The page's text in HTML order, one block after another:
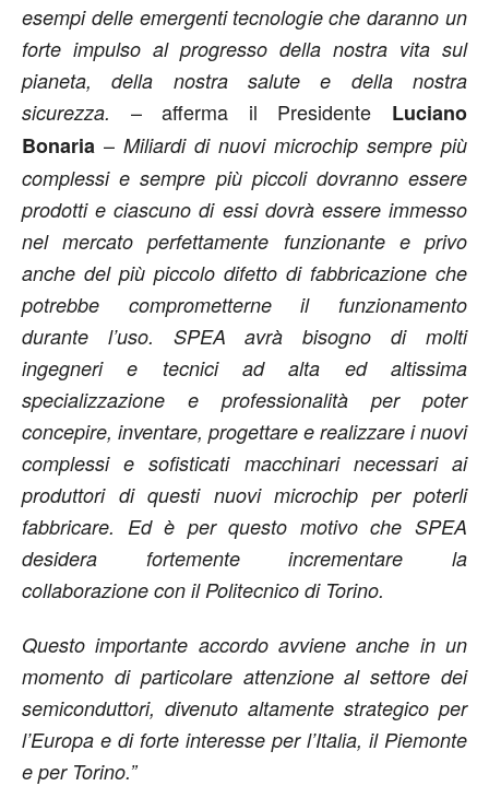
esempi delle emergenti tecnologie che daranno un
forte impulso al progresso della nostra vita sul
pianeta, della nostra salute e della nostra
sicurezza. – afferma il Presidente Luciano
Bonaria – Miliardi di nuovi microchip sempre più
complessi e sempre più piccoli dovranno essere
prodotti e ciascuno di essi dovrà essere immesso
nel mercato perfettamente funzionante e privo
anche del più piccolo difetto di fabbricazione che
potrebbe comprometterne il funzionamento
durante l’uso. SPEA avrà bisogno di molti
ingegneri e tecnici ad alta ed altissima
specializzazione e professionalità per poter
concepire, inventare, progettare e realizzare i nuovi
complessi e sofisticati macchinari necessari ai
produttori di questi nuovi microchip per poterli
fabbricare. Ed è per questo motivo che SPEA
desidera fortemente incrementare la
collaborazione con il Politecnico di Torino.
Questo importante accordo avviene anche in un
momento di particolare attenzione al settore dei
semiconduttori, divenuto altamente strategico per
l’Europa e di forte interesse per l’Italia, il Piemonte
e per Torino.”